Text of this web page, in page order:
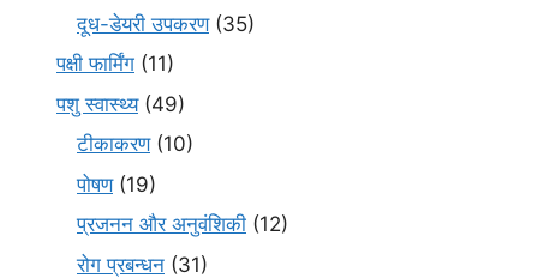
दूध-डेयरी उपकरण(35)
पक्षी फार्मिंग (11)
पशु स्वास्थ्य(49)
टीकाकरण(10)
पोषण(19)
प्रजनन और अनुवंशिकी (12)
रोग प्रबन्धन (31)